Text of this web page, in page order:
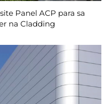
Panel ACP para sa
na Cladding